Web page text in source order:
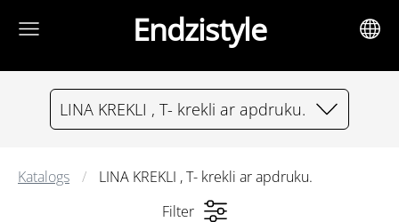
Endzistyle
LINA KREKLI , T- krekli ar apdruku.
Katalogs
LINA KREKLI , T- krekli ar apdruku.
Filter